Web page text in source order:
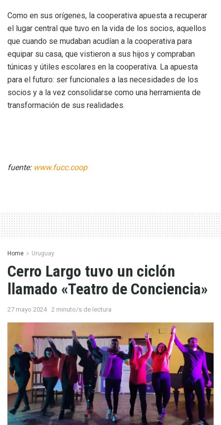
Como en sus orígenes, la cooperativa apuesta a recuperar
el lugar central que tuvo en la vida de los socios, aquellos
que cuando se mudaban acudían a la cooperativa para
equipar su casa, que vistieron a sus hijos y compraban
túnicas y útiles escolares en la cooperativa. La apuesta
para el futuro: ser funcionales a las necesidades de los
socios y a la vez consolidarse como una herramienta de
transformación de sus realidades.
fuente: www.fucc.coop
Home Uruguay
Cerro Largo tuvo un ciclón
llamado «Teatro de Conciencia»
27 mayo 2024 2 minuto/s de lectura